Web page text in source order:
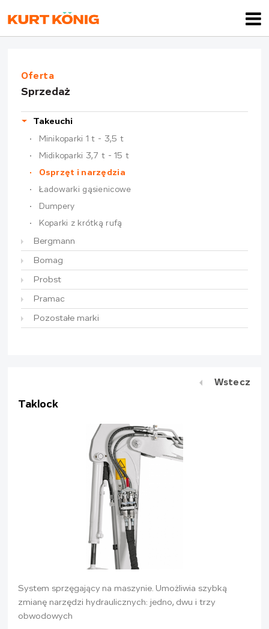
Oferta
Sprzedaż
Takeuchi
Minikoparki 1 t - 3,5 t
Midikoparki 3,7 t - 15 t
Osprzęt i narzędzia
Ładowarki gąsienicowe
Dumpery
Koparki z krótką rufą
Bergmann
Bomag
Probst
Pramac
Pozostałe marki
Taklock
Wstecz
System sprzęgający na maszynie. Umożliwia szybką
zmianę narzędzi hydraulicznych: jedno, dwu i trzy
obwodowych